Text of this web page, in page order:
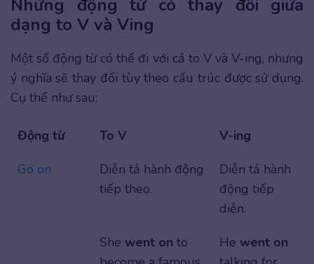
Những động từ có thay đổi giữa
dạng to V và Ving
Một số động từ có thể đi với cả to V và V-ing, nhưng
ý nghĩa sẽ thay đổi tùy theo cấu trúc được sử dụng.
Cụ thể như sau:
Động từ To V
V-ing
Go on
Diễn tả hành động
tiếp theo.
Diễn tả hành
động tiếp
diễn.
She went on to
He went on